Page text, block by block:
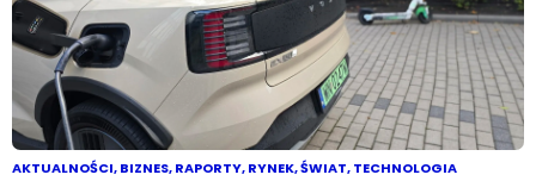
AKTUALNOŚCI,BIZNES,RAPORTY,RYNEK,ŚWIAT,TECHNOLOGIA